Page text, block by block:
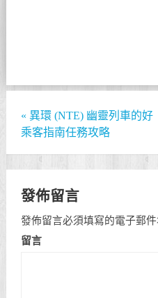
« 異環 (NTE) 幽靈列車的好
乘客指南任務攻略
發佈留言
發佈留言必須填寫的電子郵
留言